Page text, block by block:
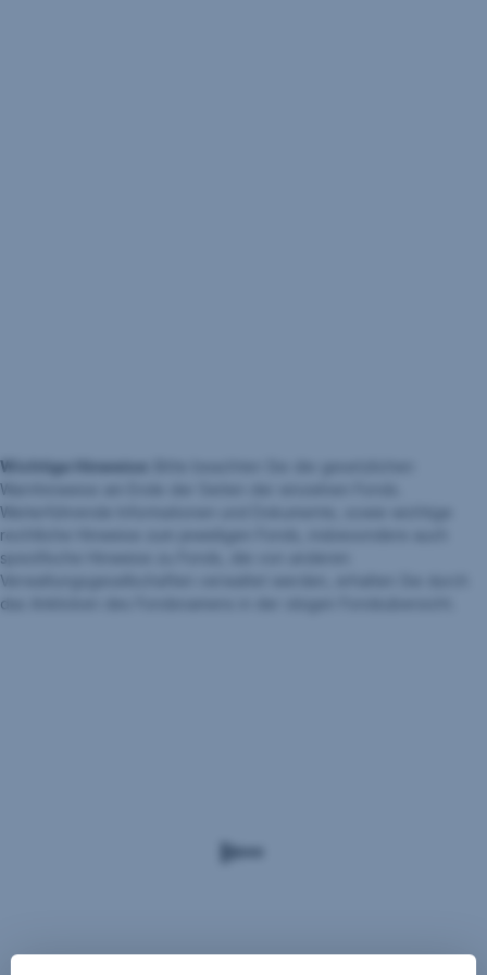
Wichtige Hinweise:
Warnhinweise am Ende der Seiten der einzelnen Fonds.
Weiterführende Informationen und Dokumente, sowie wichtige
rechtliche Hinweise zum jeweiligen Fonds, insbesondere auch
spezifische Hinweise zu Fonds, die von anderen
Verwaltungsgesellschaften verwaltet werden, erhalten Sie durch
das Anklicken des Fondsnamens in der obigen Fondsübersicht.